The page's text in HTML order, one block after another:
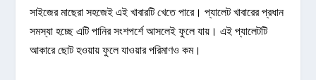
সাইজের মাছেরা সহজেই এই খাবারটি খেতে পারে। প্যালেট খাবারের প্রধান
সমস্যা হচ্ছে এটি পানির সংশপর্শে আসলেই ফুলে যায়। এই প্যালেটটি
আকারে ছোট হওয়ায় ফুলে যাওয়ার পরিমাণও কম।